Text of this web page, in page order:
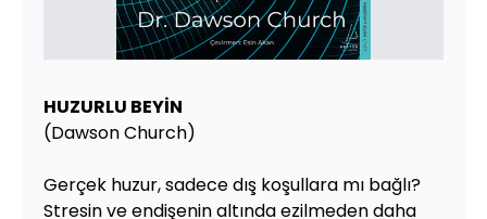
HUZURLU BEYİN
(Dawson Church)
Gerçek huzur, sadece dış koşullara mı bağlı?
Stresin ve endişenin altında ezilmeden daha